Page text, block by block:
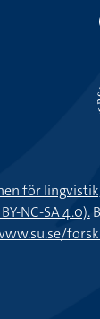
för
NC-SA 4.0).